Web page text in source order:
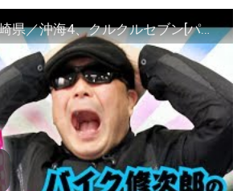
バイク修次郎の日本全国旅打ち日記／11-長崎県／沖海4、クルクルセブン[パチンコ][ぱちんこ]